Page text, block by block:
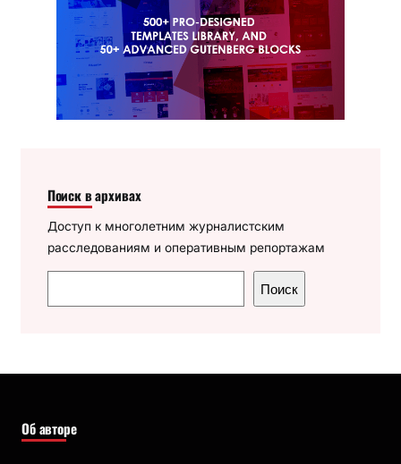
Поиск в архивах
Доступ к многолетним журналистским
расследованиям и оперативным репортажам
о
к
Поиск
Об авторе